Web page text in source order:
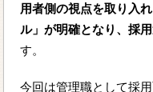
用者側の視点を取り入
ル」が明確となり、採
す。
今回は管理職として採